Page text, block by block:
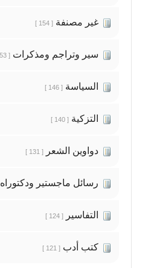
غير مصنفة [ 154 ]
سير وتراجم ومذكرات [ 153 ]
السياسة [ 146 ]
التزكية [ 140 ]
دواوين الشعر [ 131 ]
رسائل ماجستير ودكتوراه
التفاسير [ 124 ]
كتب أدب [ 121 ]